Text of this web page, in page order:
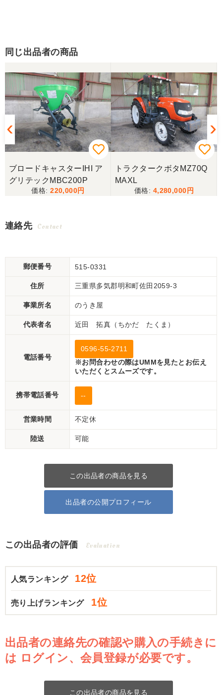
同じ出品者の商品
ブロードキャスターIHI ア
グリテックMBC200P
220,000
トラクタークボタMZ70Q
MAXL
4,280,000
連絡先 Contact
郵便番号 515-0331
住所 三重県多気郡明和町佐田2059-3
事業所名 のうき屋
代表者名 近田 拓真（ちかだ たくま）
電話番号
0596-55-2711
※お問合わせの際はUMMを見たとお伝え
いただくとスムーズです。
携帯電話番号 --
営業時間 不定休
陸送 可能
この出品者の商品を見る
出品者の公開プロフィール
この出品者の評価 Evaluation
人気ランキング 12位
売り上げランキング 1位
出品者の連絡先の確認や購入の手続きに
は ログイン、会員登録が必要です。
この出品者の商品を見る